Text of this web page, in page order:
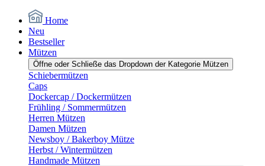
Home
Neu
Bestseller
Mützen
Öffne oder Schließe das Dropdown der Kategorie Mützen
Schiebermützen
Caps
Dockercap / Dockermützen
Frühling / Sommermützen
Herren Mützen
Damen Mützen
Newsboy / Bakerboy Mütze
Herbst / Wintermützen
Handmade Mützen